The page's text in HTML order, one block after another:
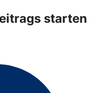
starten